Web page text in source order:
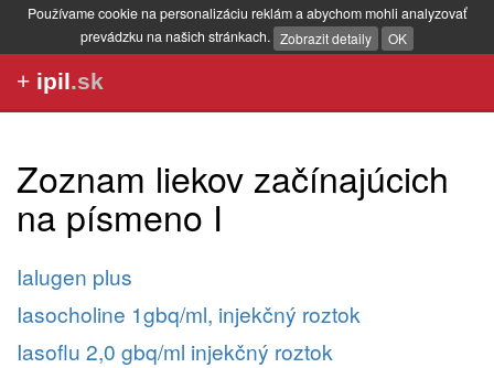
Používame cookie na personalizáciu reklám a abychom mohli analyzovať
prevádzku na našich stránkach. Zobrazit detaily OK
+ ipil.sk
Zoznam liekov začínajúcich
na písmeno I
Ialugen plus
Iasocholine 1gbq/ml, injekčný roztok
Iasoflu 2,0 gbq/ml injekčný roztok